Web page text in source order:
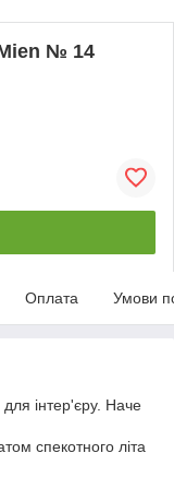
№ 14
Оплата Умови
інтер'єру. Наче
спекотного літа